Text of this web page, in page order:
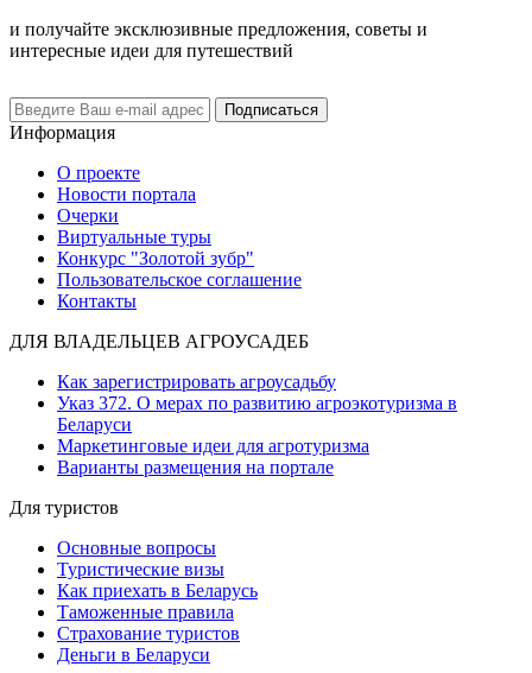
и получайте эксклюзивные предложения, советы и
интересные идеи для путешествий
Подписаться
Информация
О проекте
Новости портала
Очерки
Виртуальные туры
Конкурс "Золотой зубр"
Пользовательское соглашение
Контакты
ДЛЯ ВЛАДЕЛЬЦЕВ АГРОУСАДЕБ
Как зарегистрировать агроусадьбу
Указ 372. О мерах по развитию агроэкотуризма в
Беларуси
Маркетинговые идеи для агротуризма
Варианты размещения на портале
Для туристов
Основные вопросы
Туристические визы
Как приехать в Беларусь
Таможенные правила
Страхование туристов
Деньги в Беларуси